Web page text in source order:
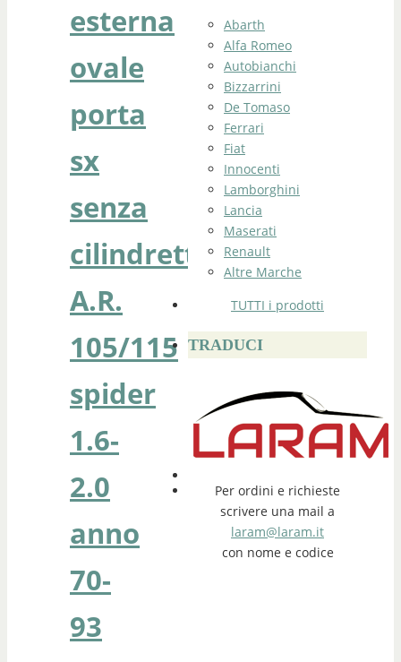
esterna
ovale
porta
sx
senza
cilindretto
A.R.
105/115
spider
1.6-
2.0
anno
70-
93
Abarth
Alfa Romeo
Autobianchi
Bizzarrini
De Tomaso
Ferrari
Fiat
Innocenti
Lamborghini
Lancia
Maserati
Renault
Altre Marche
TUTTI i prodotti
TRADUCI
Per ordini e richieste
scrivere una mail a
laram@laram.it
con nome e codice